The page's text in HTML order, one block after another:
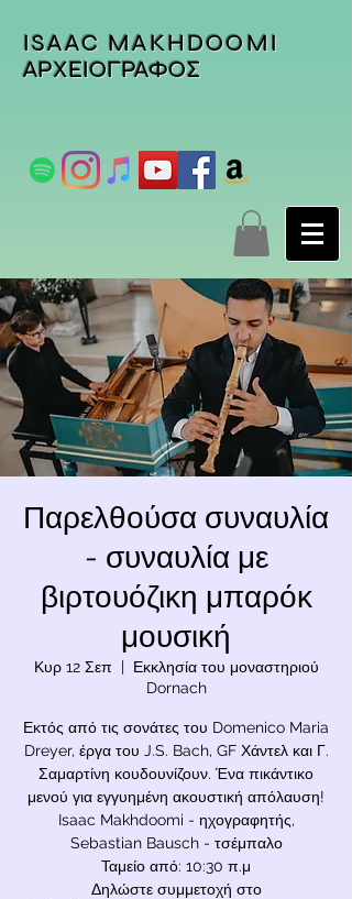
ISAAC MAKHDOOMI
ΑΡΧΕΙΟΓΡΑΦΟΣ
Παρελθούσα συναυλία
- συναυλία με
βιρτουόζικη μπαρόκ
μουσική
Κυρ 12 Σεπ
  |
Εκκλησία του μοναστηριού
Dornach
Εκτός από τις σονάτες του Domenico Maria
Dreyer, έργα του J.S. Bach, GF Χάντελ και Γ.
Σαμαρτίνη κουδουνίζουν. Ένα πικάντικο
μενού για εγγυημένη ακουστική απόλαυση!
Isaac Makhdoomi - ηχογραφητής,
Sebastian Bausch - τσέμπαλο
Ταμείο από: 10:30 π.μ
Δηλώστε συμμετοχή στο